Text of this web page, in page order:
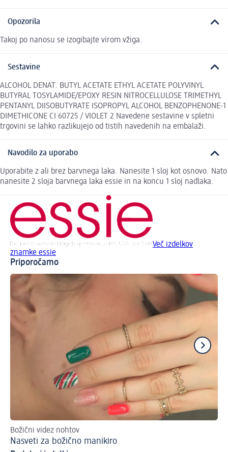
Opozorila
Takoj po nanosu se izogibajte virom vžiga.
Sestavine
ALCOHOL DENAT. BUTYL ACETATE ETHYL ACETATE POLYVINYL
BUTYRAL TOSYLAMIDE/EPOXY RESIN NITROCELLULOSE TRIMETHYL
PENTANYL DIISOBUTYRATE ISOPROPYL ALCOHOL BENZOPHENONE-1
DIMETHICONE CI 60725 / VIOLET 2 Navedene sestavine v spletni
trgovini se lahko razlikujejo od tistih navedenih na embalaži.
Navodilo za uporabo
Uporabite z ali brez barvnega laka. Nanesite 1 sloj kot osnovo. Nato
nanesite 2 sloja barvnega laka essie in na koncu 1 sloj nadlaka.
Več izdelkov
znamke essie
Priporočamo
Božični videz nohtov
Nasveti za božično manikiro